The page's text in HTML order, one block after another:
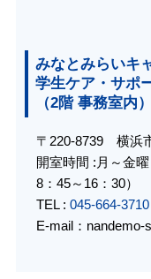
みなとみらいキ
学生ケア・サポ
（2階 事務室内）
〒220-8739 横浜
開室時間 :月～金
8：45～16：30）
TEL : 045-664-3710
E-mail： nandemo-